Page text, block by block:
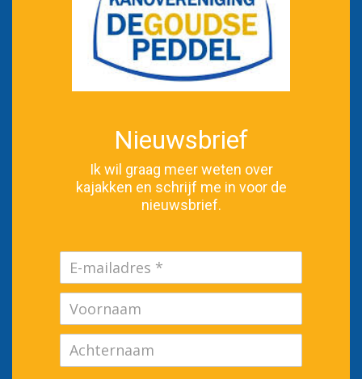
Nieuwsbrief
Ik wil graag meer weten over
kajakken en schrijf me in voor de
nieuwsbrief.